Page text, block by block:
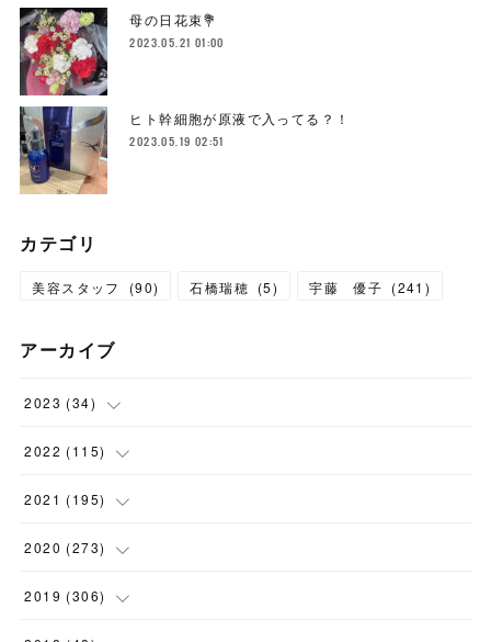
母の日花束💐
2023.05.21 01:00
ヒト幹細胞が原液で入ってる？！
2023.05.19 02:51
カテゴリ
美容スタッフ (90) 石橋瑞穂 (5) 宇藤 優子 (241 )
アーカイブ
2023 (34)
( 1 )
(2)
(3)
( 6 )
2022 (115)
(8)
(7)
(8)
( 7 )
2021 (195)
(14)
(9)
( 11
2020 (273)
(29)
2019 (306)